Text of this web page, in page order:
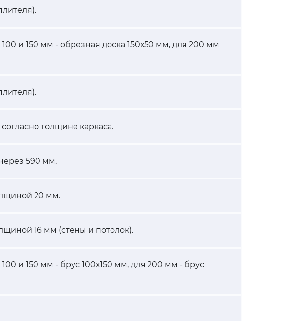
и 150 мм - обрезная доска 150х50 мм, для 200 мм
толщине каркаса.
590 мм.
20 мм.
16 мм (стены и потолок).
и 150 мм - брус 100х150 мм, для 200 мм - брус